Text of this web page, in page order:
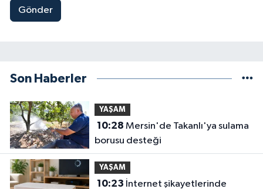
Gönder
Son Haberler
YAŞAM
10:28
borusu desteği
YAŞAM
10:23